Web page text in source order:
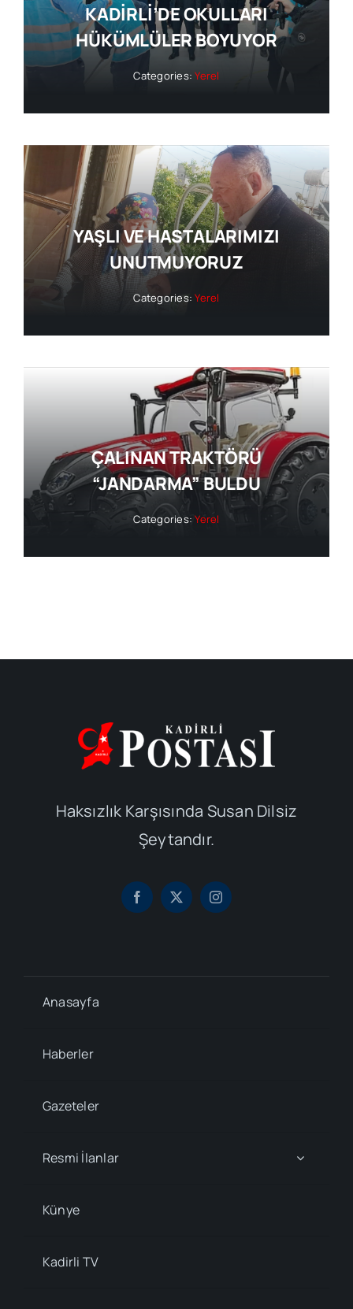
KADİRLİ’DE OKULLARI
HÜKÜMLÜLER BOYUYOR
Categories:Yerel
YAŞLI VE HASTALARIMIZI
UNUTMUYORUZ
Categories:Yerel
ÇALINAN TRAKTÖRÜ
“JANDARMA” BULDU
Categories:Yerel
Haksızlık Karşısında Susan Dilsiz
Şeytandır.
Anasayfa
Haberler
Gazeteler
Resmi İlanlar
Künye
Kadirli TV